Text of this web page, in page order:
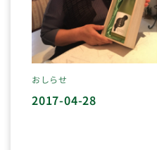
おしらせ
2017-04-28